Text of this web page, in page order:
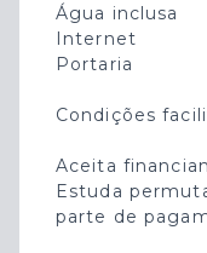
Água inclusa
Internet
Portaria
Condições
Aceita
Estuda
parte de